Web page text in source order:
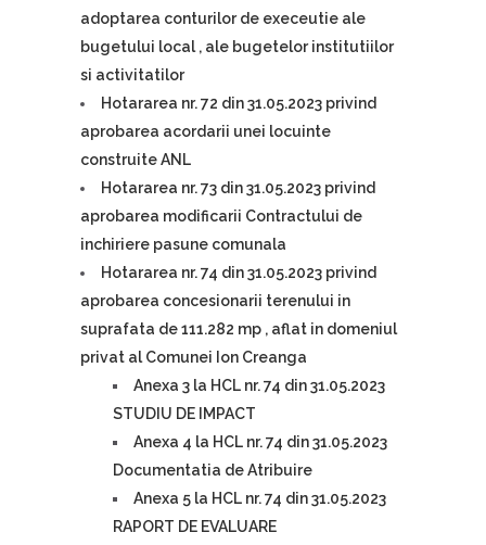
adoptarea conturilor de execeutie ale
bugetului local , ale bugetelor institutiilor
si activitatilor
Hotararea nr. 72 din 31.05.2023 privind
aprobarea acordarii unei locuinte
construite ANL
Hotararea nr. 73 din 31.05.2023 privind
aprobarea modificarii Contractului de
inchiriere pasune comunala
Hotararea nr. 74 din 31.05.2023 privind
aprobarea concesionarii terenului in
suprafata de 111.282 mp , aflat in domeniul
privat al Comunei Ion Creanga
Anexa 3 la HCL nr. 74 din 31.05.2023
STUDIU DE IMPACT
Anexa 4 la HCL nr. 74 din 31.05.2023
Documentatia de Atribuire
Anexa 5 la HCL nr. 74 din 31.05.2023
RAPORT DE EVALUARE